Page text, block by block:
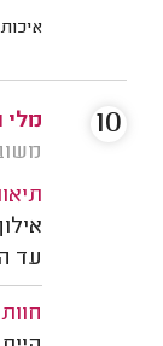
איכות
מלי
משוב: 24/
עד
10